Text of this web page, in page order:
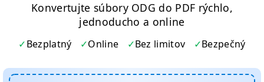
Konvertujte súbory ODG do PDF rýchlo,
jednoducho a online
Bezplatný Online Bez limitov Bezpečný